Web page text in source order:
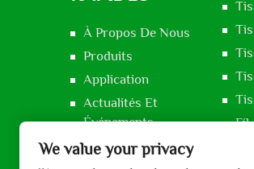
À Propos De Nous
Produits
Application
Actualités Et
Événements
Contactez-Nous
Fil
We value your privacy